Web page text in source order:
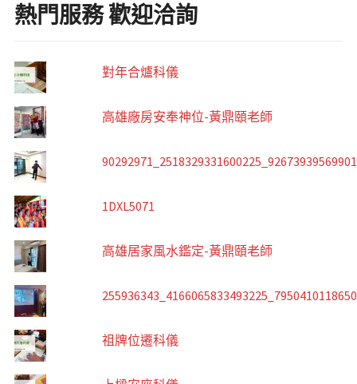
熱門服務 歡迎洽詢
對年合爐科儀
高雄廠房安奉神位-黃鼎頤老師
1DXL5071
高雄居家風水鑑定-黃鼎頤老師
祖牌位遷科儀